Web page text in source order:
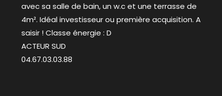
avec sa salle de bain, un w.c et une terrasse de
4m². Idéal investisseur ou première acquisition. A
saisir ! Classe énergie : D
ACTEUR SUD
04.67.03.03.88